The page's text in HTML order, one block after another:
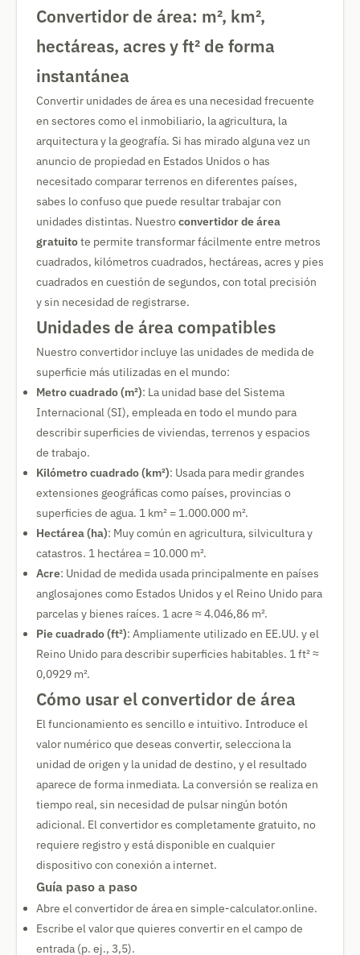
Convertidor de área: m², km²,
hectáreas, acres y ft² de forma
instantánea
Convertir unidades de área es una necesidad frecuente
en sectores como el inmobiliario, la agricultura, la
arquitectura y la geografía. Si has mirado alguna vez un
anuncio de propiedad en Estados Unidos o has
necesitado comparar terrenos en diferentes países,
sabes lo confuso que puede resultar trabajar con
unidades distintas. Nuestroconvertidor de área
gratuitote permite transformar fácilmente entre metros
cuadrados, kilómetros cuadrados, hectáreas, acres y pies
cuadrados en cuestión de segundos, con total precisión
y sin necesidad de registrarse.
Unidades de área compatibles
Nuestro convertidor incluye las unidades de medida de
superficie más utilizadas en el mundo:
Metro cuadrado (m²): La unidad base del Sistema
Internacional (SI), empleada en todo el mundo para
describir superficies de viviendas, terrenos y espacios
de trabajo.
Kilómetro cuadrado (km²): Usada para medir grandes
extensiones geográficas como países, provincias o
superficies de agua. 1 km² = 1.000.000 m².
Hectárea (ha): Muy común en agricultura, silvicultura y
catastros. 1 hectárea = 10.000 m².
Acre: Unidad de medida usada principalmente en países
anglosajones como Estados Unidos y el Reino Unido para
parcelas y bienes raíces. 1 acre ≈ 4.046,86 m².
Pie cuadrado (ft²): Ampliamente utilizado en EE.UU. y el
Reino Unido para describir superficies habitables. 1 ft² ≈
0,0929 m².
Cómo usar el convertidor de área
El funcionamiento es sencillo e intuitivo. Introduce el
valor numérico que deseas convertir, selecciona la
unidad de origen y la unidad de destino, y el resultado
aparece de forma inmediata. La conversión se realiza en
tiempo real, sin necesidad de pulsar ningún botón
adicional. El convertidor es completamente gratuito, no
requiere registro y está disponible en cualquier
dispositivo con conexión a internet.
Guía paso a paso
Abre el convertidor de área en simple-calculator.online.
Escribe el valor que quieres convertir en el campo de
entrada (p. ej., 3,5).